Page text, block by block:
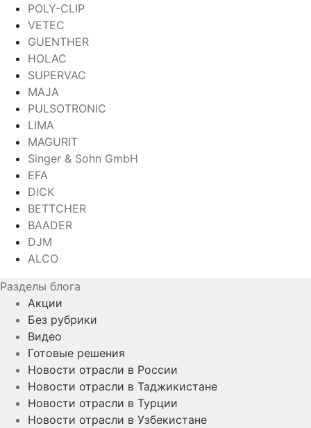
POLY-CLIP
VETEC
GUENTHER
HOLAC
SUPERVAC
MAJA
PULSOTRONIC
LIMA
MAGURIT
Singer & Sohn GmbH
EFA
DICK
BETTCHER
BAADER
DJM
ALCO
Разделы блога
Акции
Без рубрики
Видео
Готовые решения
Новости отрасли в России
Новости отрасли в Таджикистане
Новости отрасли в Турции
Новости отрасли в Узбекистане